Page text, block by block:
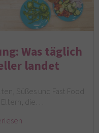
Was täglich
landet
Süßes und Fast Food
die…